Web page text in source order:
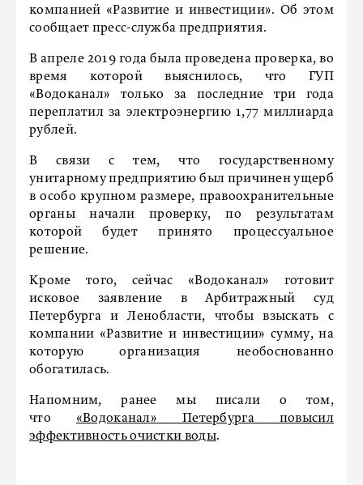
компанией «Развитие и инвестиции». Об этом
сообщает пресс-служба предприятия.
В апреле 2019 года была проведена проверка, во
время которой выяснилось, что ГУП
«Водоканал» только за последние три года
переплатил за электроэнергию 1,77 миллиарда
рублей.
В связи с тем, что государственному
унитарному предприятию был причинен ущерб
в особо крупном размере, правоохранительные
органы начали проверку, по результатам
которой будет принято процессуальное
решение.
Кроме того, сейчас «Водоканал» готовит
исковое заявление в Арбитражный суд
Петербурга и Ленобласти, чтобы взыскать с
компании «Развитие и инвестиции» сумму, на
которую организация необоснованно
обогатилась.
Напомним, ранее мы писали о том,
что «Водоканал» Петербурга повысил
эффективность очистки воды.